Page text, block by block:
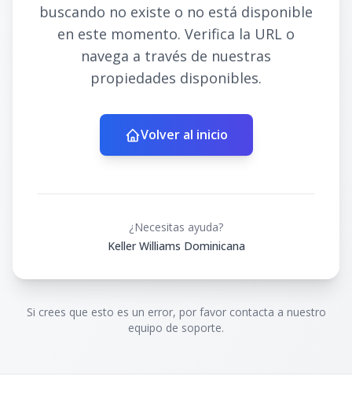
buscando no existe o no está disponible
en este momento. Verifica la URL o
navega a través de nuestras
propiedades disponibles.
Volver al inicio
¿Necesitas ayuda?
Keller Williams Dominicana
Si crees que esto es un error, por favor contacta a nuestro
equipo de soporte.